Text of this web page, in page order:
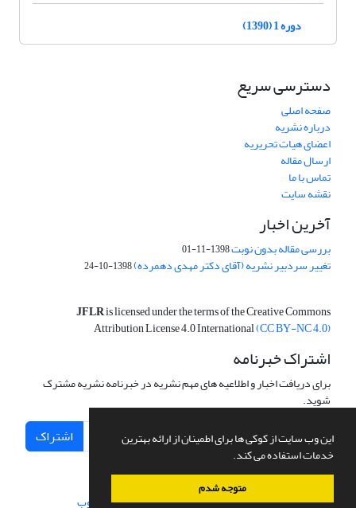
این وب سایت از کوکی ها برای اطمینان از ارائه بهترین
خدمات استفاده می کند.
متوجه شدم
دوره 1 (1390)
دسترسی سریع
صفحه اصلی
درباره نشریه
اعضای هیات تحریریه
ارسال مقاله
تماس با ما
نقشه سایت
آخرین اخبار
بررسی مقاله بدون نوبت1398-11-01
تغییر سردبیر نشریه (آقای دکتر مهدی دهمرده)1398-10-24
JFLRis licensed under the terms of the Creative Commons
Attribution License 4.0 International(CC BY-NC 4.0)
اشتراک خبرنامه
برای دریافت اخبار و اطلاعیه های مهم نشریه در خبرنامه نشریه مشترک
شوید.
اشتراک
سامانه مدیریت نشریات علمی.طراحی و پیاده سازی از سیناوب